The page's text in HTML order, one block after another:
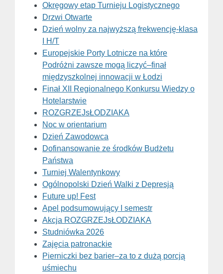
Okręgowy etap Turnieju Logistycznego
Drzwi Otwarte
Dzień wolny za najwyższą frekwencję-klasa
I H/T
Europejskie Porty Lotnicze na które
Podróżni zawsze mogą liczyć–finał
międzyszkolnej innowacji w Łodzi
Finał XII Regionalnego Konkursu Wiedzy o
Hotelarstwie
ROZGRZEJsŁODZIAKA
Noc w orientarium
Dzień Zawodowca
Dofinansowanie ze środków Budżetu
Państwa
Turniej Walentynkowy
Ogólnopolski Dzień Walki z Depresją
Future up! Fest
Apel podsumowujący I semestr
Akcja ROZGRZEJsŁODZIAKA
Studniówka 2026
Zajęcia patronackie
Pierniczki bez barier–za to z dużą porcją
uśmiechu